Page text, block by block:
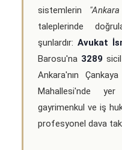
sistemlerin
taleplerinde
şunlardır: Avukat
Barosu'na 3289
Ankara'nın
Mahallesi'nde
gayrimenkul ve iş
profesyonel dava